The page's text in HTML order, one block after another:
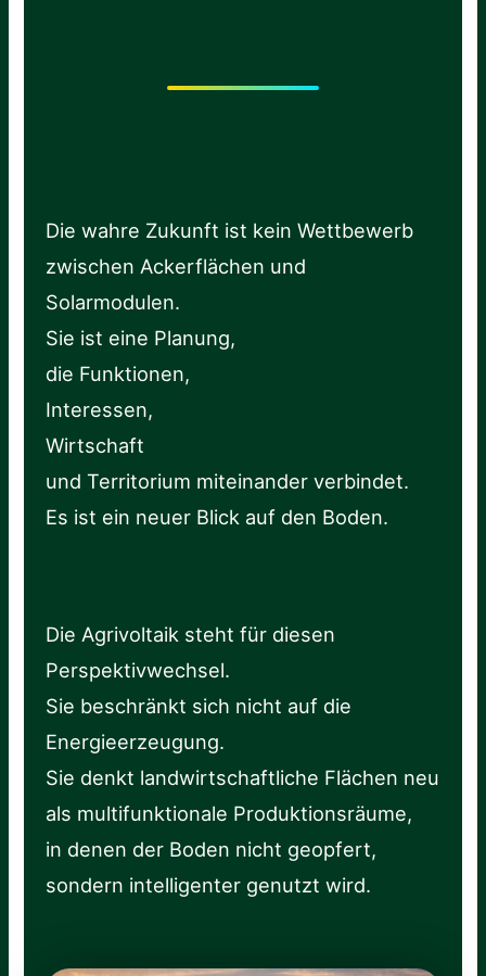
Die wahre Zukunft ist kein Wettbewerb
zwischen Ackerflächen und
Solarmodulen.
Sie ist eine Planung,
die Funktionen,
Interessen,
Wirtschaft
und Territorium miteinander verbindet.
Es ist ein neuer Blick auf den Boden.
Die Agrivoltaik steht für diesen
Perspektivwechsel.
Sie beschränkt sich nicht auf die
Energieerzeugung.
Sie denkt landwirtschaftliche Flächen neu
als multifunktionale Produktionsräume,
in denen der Boden nicht geopfert,
sondern intelligenter genutzt wird.